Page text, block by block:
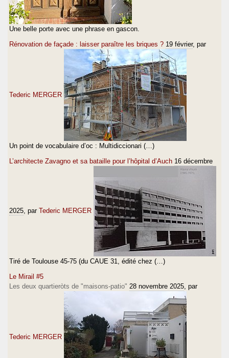
Une belle porte avec une phrase en gascon.
Rénovation de façade : laisser paraître les briques ? 19 février, par
Tederic MERGER
Un point de vocabulaire d’oc : Multidiccionari (…)
L’architecte Zavagno et sa bataille pour l’hôpital d’Auch 16 décembre
2025, par Tederic MERGER
Tiré de Toulouse 45-75 (du CAUE 31, édité chez (…)
Le Mirail #5
Les deux quartieròts de "maisons-patio" 28 novembre 2025, par
Tederic MERGER